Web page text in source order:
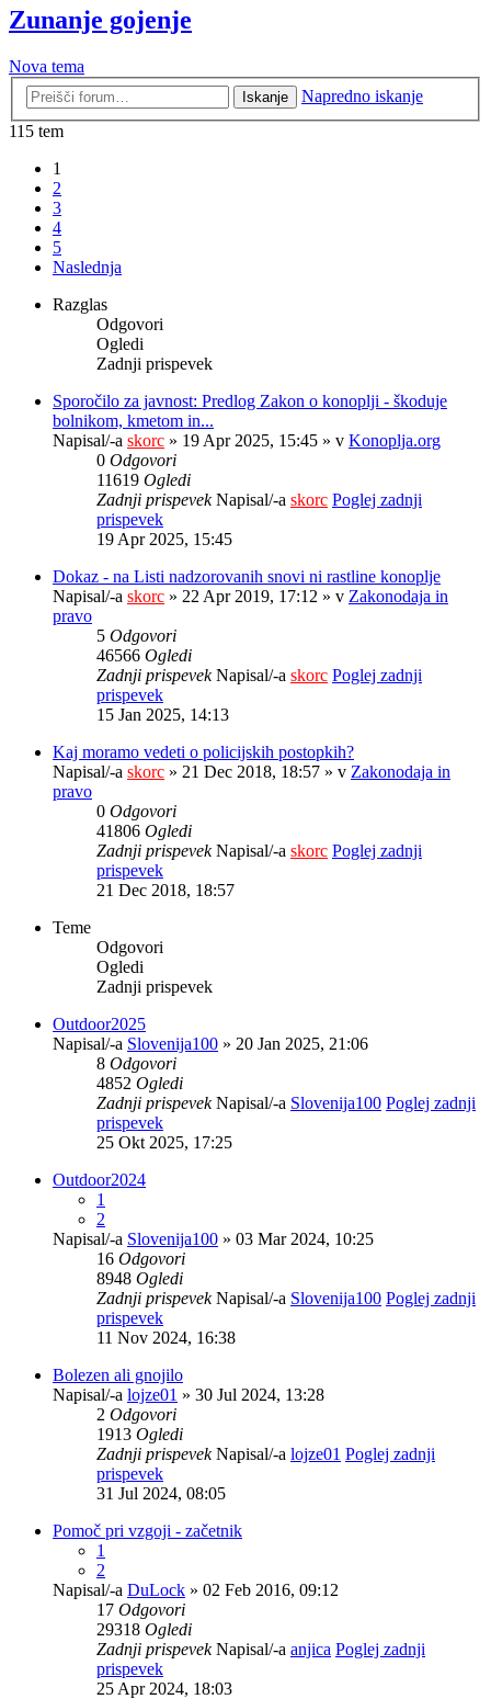
Zunanje gojenje
Nova tema
Iskanje
Napredno iskanje
115 tem
1
2
3
4
5
Naslednja
Razglas
Odgovori
Ogledi
Zadnji prispevek
Sporočilo za javnost: Predlog Zakon o konoplji - škoduje
bolnikom, kmetom in...
Napisal/-a skorc » 19 Apr 2025, 15:45 » v Konoplja.org
0 Odgovori
11619 Ogledi
Zadnji prispevekNapisal/-a skorc Poglej zadnji
prispevek
19 Apr 2025, 15:45
Dokaz - na Listi nadzorovanih snovi ni rastline konoplje
Napisal/-a skorc » 22 Apr 2019, 17:12 » v Zakonodaja in
pravo
5 Odgovori
46566 Ogledi
Zadnji prispevekNapisal/-a skorc Poglej zadnji
prispevek
15 Jan 2025, 14:13
Kaj moramo vedeti o policijskih postopkih?
Napisal/-a skorc » 21 Dec 2018, 18:57 » v Zakonodaja in
pravo
0 Odgovori
41806 Ogledi
Zadnji prispevekNapisal/-a skorc Poglej zadnji
prispevek
21 Dec 2018, 18:57
Teme
Odgovori
Ogledi
Zadnji prispevek
Outdoor2025
Napisal/-a Slovenija100 » 20 Jan 2025, 21:06
8 Odgovori
4852 Ogledi
Zadnji prispevekNapisal/-a Slovenija100 Poglej zadnji
prispevek
25 Okt 2025, 17:25
Outdoor2024
1
2
Napisal/-a Slovenija100 » 03 Mar 2024, 10:25
16 Odgovori
8948 Ogledi
Zadnji prispevekNapisal/-a Slovenija100 Poglej zadnji
prispevek
11 Nov 2024, 16:38
Bolezen ali gnojilo
Napisal/-a lojze01 » 30 Jul 2024, 13:28
2 Odgovori
1913 Ogledi
Zadnji prispevekNapisal/-a lojze01 Poglej zadnji
prispevek
31 Jul 2024, 08:05
Pomoč pri vzgoji - začetnik
1
2
Napisal/-a DuLock » 02 Feb 2016, 09:12
17 Odgovori
29318 Ogledi
Zadnji prispevekNapisal/-a anjica Poglej zadnji
prispevek
25 Apr 2024, 18:03